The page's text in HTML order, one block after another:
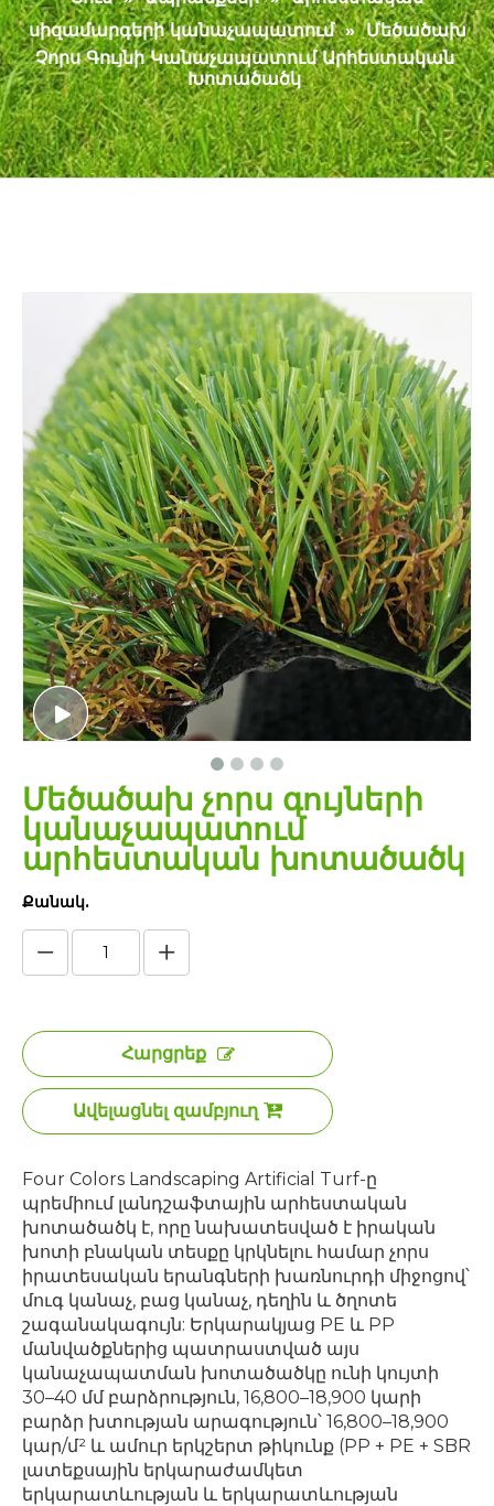
սիզամարգերի կանաչապատում » Մեծածախ
Չորս Գույնի Կանաչապատում Արհեստական ​​
Խոտածածկ
Մեծածախ չորս գույների
կանաչապատում
արհեստական ​​խոտածածկ
Քանակ.
Հարցրեք
Ավելացնել զամբյուղ
Four Colors Landscaping Artificial Turf-ը
պրեմիում լանդշաֆտային արհեստական ​​
խոտածածկ է, որը նախատեսված է իրական
խոտի բնական տեսքը կրկնելու համար չորս
իրատեսական երանգների խառնուրդի միջոցով՝
մուգ կանաչ, բաց կանաչ, դեղին և ծղոտե
շագանակագույն: Երկարակյաց PE և PP
մանվածքներից պատրաստված այս
կանաչապատման խոտածածկը ունի կույտի
30–40 մմ բարձրություն, 16,800–18,900 կարի
բարձր խտության արագություն՝ 16,800–18,900
կար/մ² և ամուր երկշերտ թիկունք (PP + PE + SBR
լատեքսային երկարաժամկետ
երկարատևության և երկարատևության